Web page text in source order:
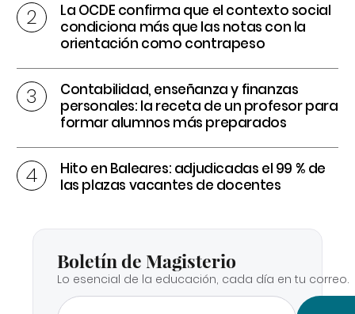
La OCDE confirma que el contexto social
condiciona más que las notas con la
orientación como contrapeso
Contabilidad, enseñanza y finanzas
personales: la receta de un profesor para
formar alumnos más preparados
Hito en Baleares: adjudicadas el 99 % de
las plazas vacantes de docentes
Boletín de Magisterio
Lo esencial de la educación, cada día en tu correo.